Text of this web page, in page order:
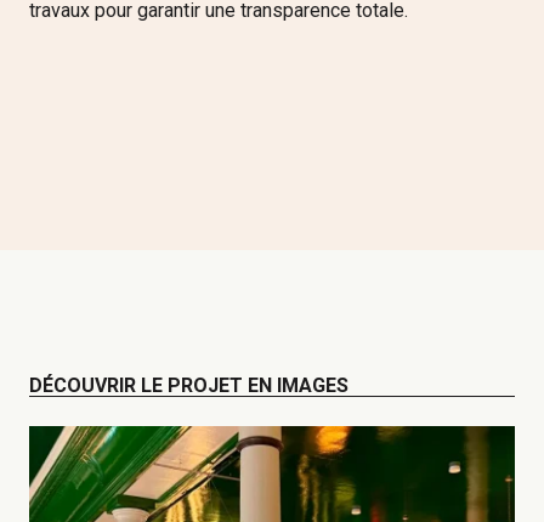
travaux pour garantir une transparence totale.
DÉCOUVRIR LE PROJET EN IMAGES